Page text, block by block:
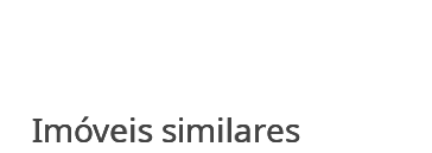
Imóveis similares